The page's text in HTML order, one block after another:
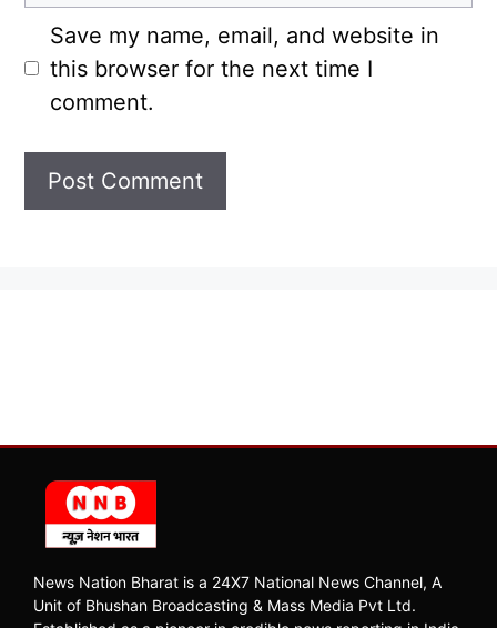
Save my name, email, and website in
this browser for the next time I
comment.
News Nation Bharat is a 24X7 National News Channel, A
Unit of Bhushan Broadcasting & Mass Media Pvt Ltd.